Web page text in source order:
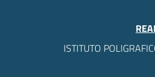
ISTITUTO